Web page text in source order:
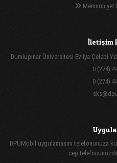
Memnuniyet
İletişim
Dumlupınar Üniversitesi Evliya Çelebi
0 (274)
0 (274)
DPUMobil uygulamasını telefonunuza
cep